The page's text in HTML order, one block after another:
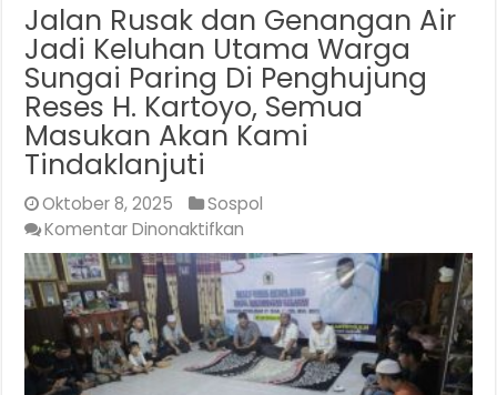
Jalan Rusak dan Genangan Air
Jadi Keluhan Utama Warga
Sungai Paring Di Penghujung
Reses H. Kartoyo, Semua
Masukan Akan Kami
Tindaklanjuti
Oktober 8, 2025
Sospol
Komentar Dinonaktifkan
Jalan
Rusak
dan
Genangan
Air
Jadi